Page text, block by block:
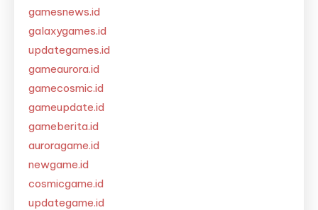
gamesnews.id
galaxygames.id
updategames.id
gameaurora.id
gamecosmic.id
gameupdate.id
gameberita.id
auroragame.id
newgame.id
cosmicgame.id
updategame.id